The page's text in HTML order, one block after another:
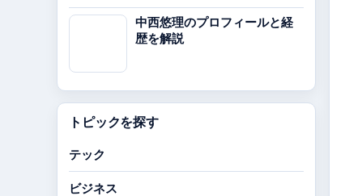
中西悠理のプロフィールと経
歴を解説
トピックを探す
テック
ビジネス